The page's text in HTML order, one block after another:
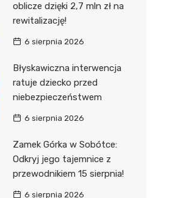
oblicze dzięki 2,7 mln zł na
rewitalizację!
6 sierpnia 2026
Błyskawiczna interwencja
ratuje dziecko przed
niebezpieczeństwem
6 sierpnia 2026
Zamek Górka w Sobótce:
Odkryj jego tajemnice z
przewodnikiem 15 sierpnia!
6 sierpnia 2026